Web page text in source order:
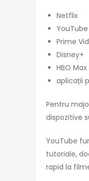
Netflix
YouTube
Prime
Disney+
HBO
aplicații
Pentru
dispozitive
YouTube
tutoriale,
rapid la